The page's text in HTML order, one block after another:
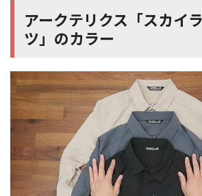
アークテリクス「スカイ
ツ」のカラー